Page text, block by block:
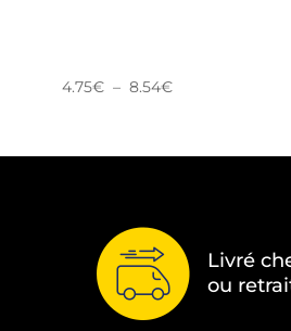
4.75€ – 8.54€Plage
4.75€
Livré
ou